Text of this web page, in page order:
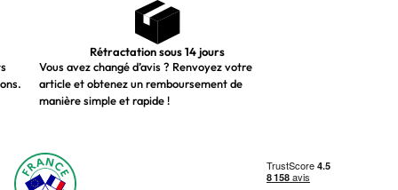
Rétractation sous 14 jours
Vous avez changé d’avis ? Renvoyez votre
article et obtenez un remboursement de
manière simple et rapide !